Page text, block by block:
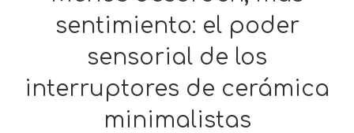
sentimiento: el poder
sensorial de los
interruptores de cerámica
minimalistas